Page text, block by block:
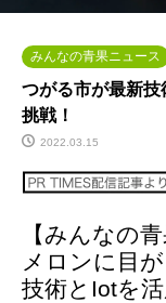
みんなの青果ニュース
つがる市が最新
挑戦！
2022.03.15
【みんなの
メロンに目
技術とIotを